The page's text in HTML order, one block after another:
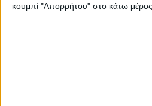
κουμπί "Απορρήτου" στο κάτω μέρος